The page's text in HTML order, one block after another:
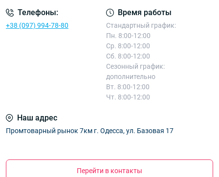
Телефоны:
+38 (097) 994-78-80
Время работы
Стандартный график:
Пн. 8:00-12:00
Ср. 8:00-12:00
Сб. 8:00-12:00
Сезонный график:
дополнительно
Вт. 8:00-12:00
Чт. 8:00-12:00
Наш адрес
Промтоварный рынок 7км г. Одесса, ул. Базовая 17
Перейти в контакты